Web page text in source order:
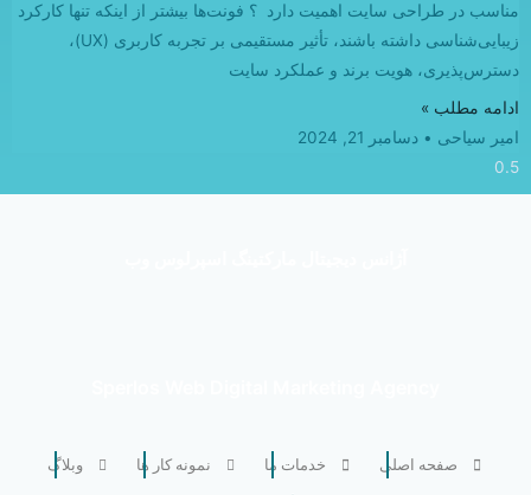
مناسب در طراحی سایت اهمیت دارد ؟ فونت‌ها بیشتر از اینکه تنها کارکرد
زیبایی‌شناسی داشته باشند، تأثیر مستقیمی بر تجربه کاربری (UX)،
دسترس‌پذیری، هویت برند و عملکرد سایت
ادامه مطلب »
امیر سیاحی
دسامبر 21, 2024
صفحه اصلی خدمات ما نمونه کار ها وبلاگ